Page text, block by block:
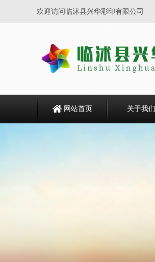
欢迎访问临沭县兴华彩印有限公司
网站首页 关于我们